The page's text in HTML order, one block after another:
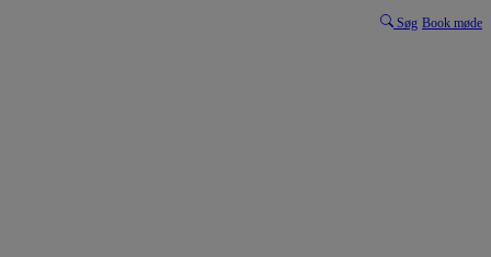
Søg Book møde